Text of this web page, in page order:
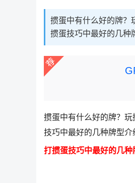
掼蛋中有什么好的牌？
掼蛋技巧中最好的几种
掼蛋中有什么好的牌？
技巧中最好的几种牌型介
打掼蛋技巧中最好的几种